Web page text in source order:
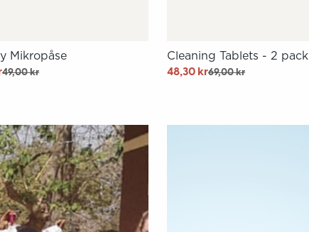
Mikropåse
49,00 kr
Cleaning Tablets - 2 pack
48,30 kr69,00 kr